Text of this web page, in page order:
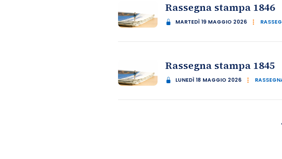
Rassegna stampa 1846
MARTEDÌ 19 MAGGIO 2026
Rassegna stampa 1845
LUNEDÌ 18 MAGGIO 2026